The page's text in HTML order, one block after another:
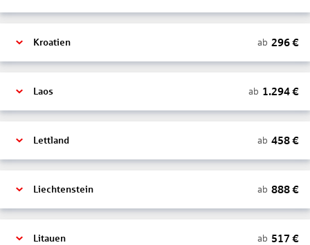
Kroatien ab 296€
Laos ab 1.294€
Lettland ab 458€
Liechtenstein ab 888€
Litauen ab 517 €